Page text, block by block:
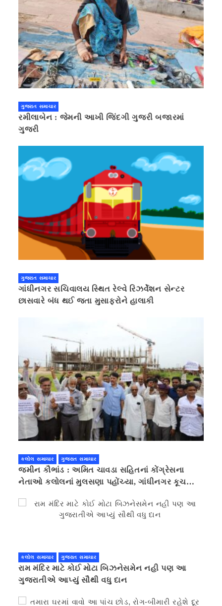
ગુજરાત સમાચાર
રમીલાબેન : જેમની આખી જિંદગી ગુજરી બજારમાં
ગુજરી
ગુજરાત સમાચાર
ગાંધીનગર સચિવાલય સ્થિત રેલ્વે રિઝર્વેશન સેન્ટર
છાસવારે બંધ થઈ જતા મુસાફરોને હાલાકી
કલોલ સમાચાર ગુજરાત સમાચાર
જમીન કૌભાંડ : અમિત ચાવડા સહિતનાં કોંગ્રેસના
નેતાઓ કલોલનાં મુલસણા પહોંચ્યા, ગાંધીનગર કૂચ
કલોલ સમાચાર ગુજરાત સમાચાર
રામ મંદિર માટે કોઈ મોટા બિઝનેસમેન નહી પણ આ
ગુજરાતીએ આપ્યું સૌથી વધુ દાન